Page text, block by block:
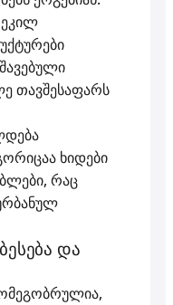
თავშესაფარს
ხიდები
რაც
და